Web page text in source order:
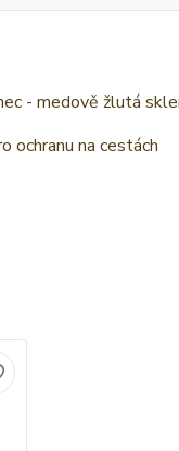
- medově žlutá
ochranu na cestách